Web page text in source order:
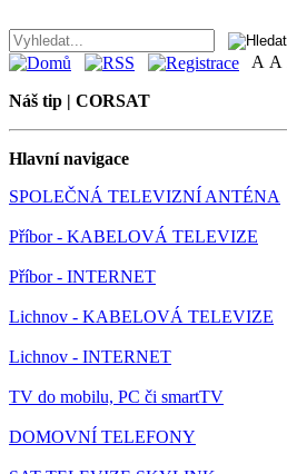
A A
Náš tip | CORSAT
Hlavní navigace
SPOLEČNÁ TELEVIZNÍ ANTÉNA
Příbor - KABELOVÁ TELEVIZE
Příbor - INTERNET
Lichnov - KABELOVÁ TELEVIZE
Lichnov - INTERNET
TV do mobilu, PC či smartTV
DOMOVNÍ TELEFONY